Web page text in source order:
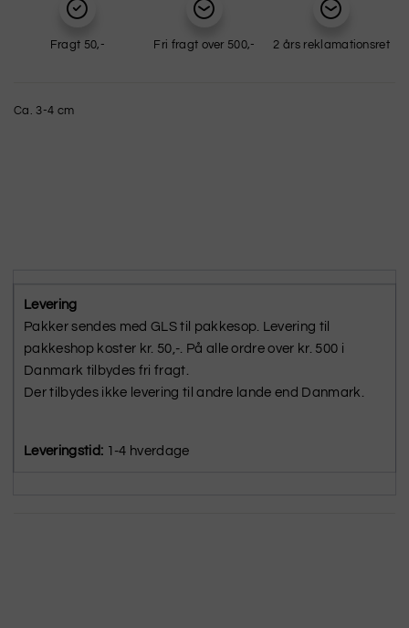
Fragt 50,- Fri fragt over 500,- 2 års reklamationsret
Ca. 3-4 cm
Levering
Pakker sendes med GLS til pakkesop. Levering til
pakkeshop koster kr. 50,-. På alle ordre over kr. 500 i
Danmark tilbydes fri fragt.
Der tilbydes ikke levering til andre lande end Danmark.
Leveringstid: 1-4 hverdage